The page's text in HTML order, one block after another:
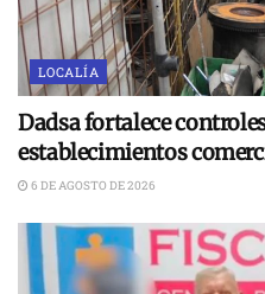
LOCALÍA
Dadsa fortalece
establecimientos
6 DE AGOSTO DE 2026